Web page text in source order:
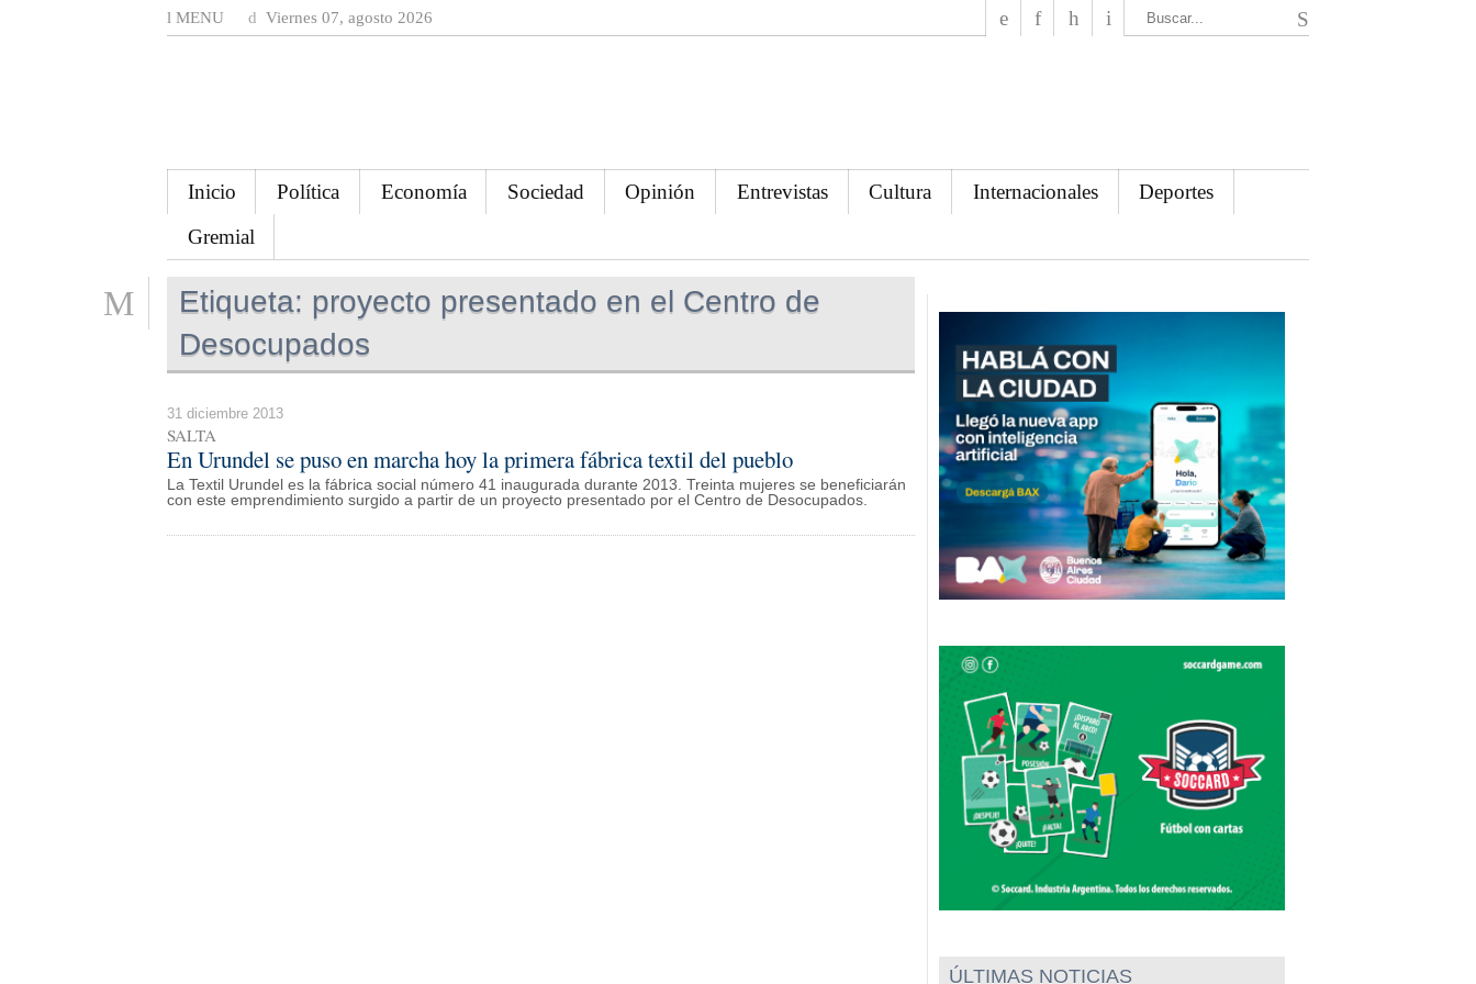
MENU Viernes 07, agosto 2026
Inicio Política Economía Sociedad Opinión Entrevistas Cultura Internacionales
Deportes
Gremial
Etiqueta: proyecto presentado en el Centro de
Desocupados
31 diciembre 2013
SALTA
En Urundel se puso en marcha hoy la primera fábrica textil del pueblo
La Textil Urundel es la fábrica social número 41 inaugurada durante 2013. Treinta mujeres se beneficiarán
con este emprendimiento surgido a partir de un proyecto presentado por el Centro de Desocupados.
ÚLTIMAS NOTICIAS